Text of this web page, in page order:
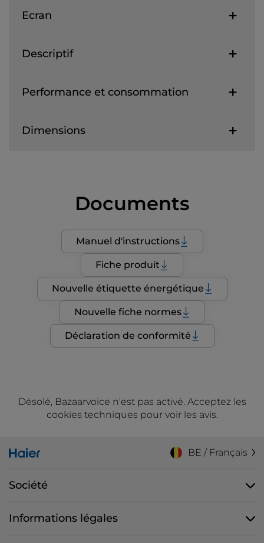
Ecran
Descriptif
Performance et consommation
Dimensions
Documents
Manuel d'instructions
Fiche produit
Nouvelle étiquette énergétique
Nouvelle fiche normes
Déclaration de conformité
Désolé, Bazaarvoice n'est pas activé. Acceptez les
cookies techniques pour voir les avis.
BE / Français
Société
Informations légales